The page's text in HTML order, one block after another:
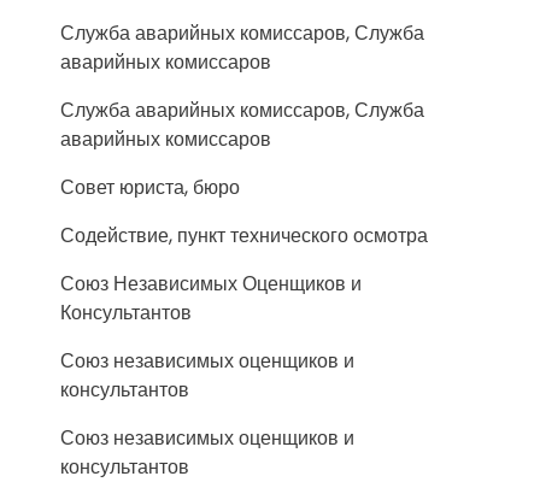
Служба аварийных комиссаров, Служба
аварийных комиссаров
Служба аварийных комиссаров, Служба
аварийных комиссаров
Совет юриста, бюро
Содействие, пункт технического осмотра
Союз Независимых Оценщиков и
Консультантов
Союз независимых оценщиков и
консультантов
Союз независимых оценщиков и
консультантов